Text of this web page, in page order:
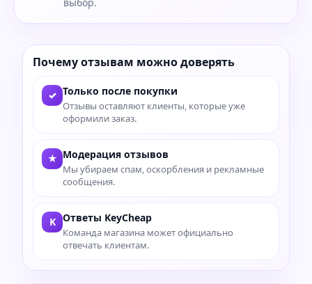
Почему отзывам можно доверять
✓ Только после покупки
Отзывы оставляют клиенты, которые уже
оформили заказ.
★ Модерация отзывов
Мы убираем спам, оскорбления и рекламные
сообщения.
K Ответы KeyCheap
Команда магазина может официально
отвечать клиентам.